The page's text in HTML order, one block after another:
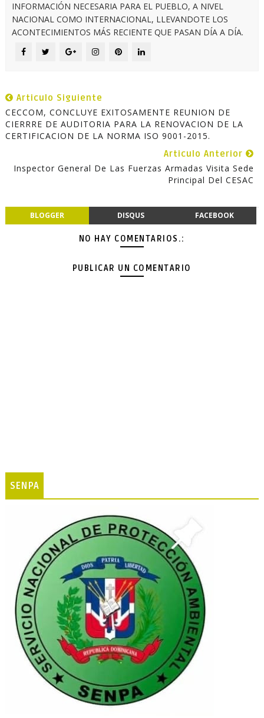
INFORMACIÓN NECESARIA PARA EL PUEBLO, A NIVEL
NACIONAL COMO INTERNACIONAL, LLEVANDOTE LOS
ACONTECIMIENTOS MÁS RECIENTE QUE PASAN DÍA A DÍA.
Articulo Siguiente
CECCOM, CONCLUYE EXITOSAMENTE REUNION DE
CIERRRE DE AUDITORIA PARA LA RENOVACION DE LA
CERTIFICACION DE LA NORMA ISO 9001-2015.
Articulo Anterior
Inspector General De Las Fuerzas Armadas Visita Sede
Principal Del CESAC
BLOGGER DISQUS FACEBOOK
NO HAY COMENTARIOS.:
PUBLICAR UN COMENTARIO
SENPA